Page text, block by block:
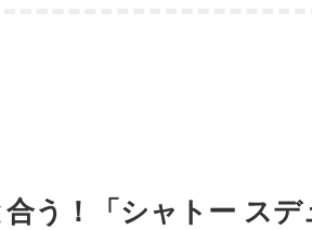
う！「シャトー スデ